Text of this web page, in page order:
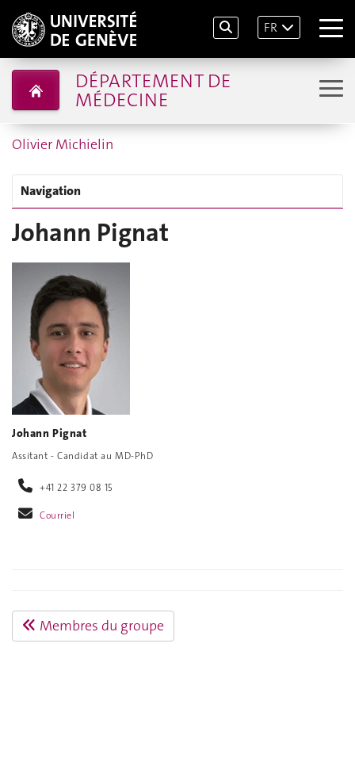
FR
DÉPARTEMENT DE
MÉDECINE
Olivier Michielin
Navigation
Johann Pignat
Johann Pignat
Assitant - Candidat au MD-PhD
+41 22 379 08 15
Courriel
Membres du groupe